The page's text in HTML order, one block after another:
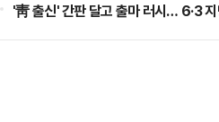
'靑 출신' 간판 달고 출마 러시… 6·3